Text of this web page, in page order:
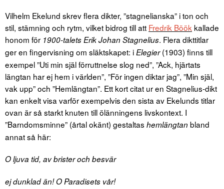
Vilhelm Ekelund skrev flera dikter, ”stagnelianska” i ton och
stil, stämning och rytm, vilket bidrog till att Fredrik Böök kallade
honom för 1900-talets Erik Johan Stagnelius. Flera dikttitlar
ger en fingervisning om släktskapet: i Elegier(1903) finns till
exempel ”Uti min själ förruttnelse slog ned”, ”Ack, hjärtats
längtan har ej hem i världen”, ”För ingen diktar jag”, ”Min själ,
vak upp” och ”Hemlängtan”. Ett kort citat ur en Stagnelius-dikt
kan enkelt visa varför exempelvis den sista av Ekelunds titlar
ovan är så starkt knuten till ölänningens livskontext. I
”Barndomsminne” (årtal okänt) gestaltas hemlängtan bland
annat så här:
O ljuva tid, av brister och besvär
ej dunklad än! O Paradisets vår!